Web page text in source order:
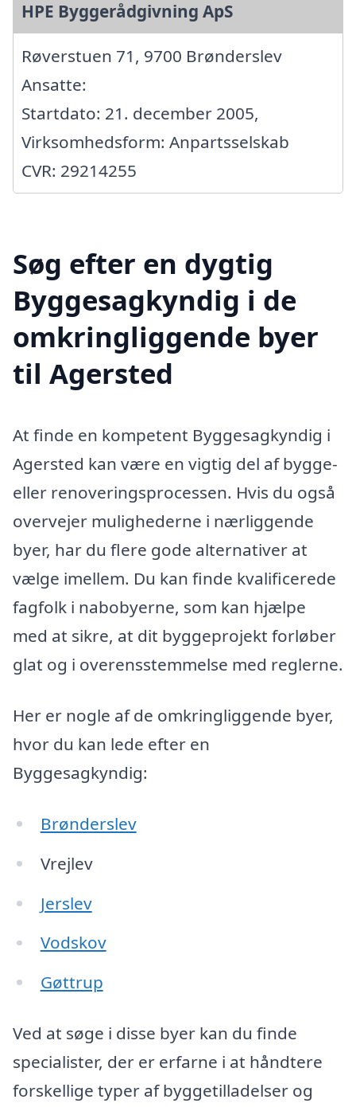
HPE Byggerådgivning ApS
Røverstuen 71, 9700 Brønderslev
Ansatte:
Startdato: 21. december 2005,
Virksomhedsform: Anpartsselskab
CVR: 29214255
Søg efter en dygtig
Byggesagkyndig i de
omkringliggende byer
til Agersted
At finde en kompetent Byggesagkyndig i
Agersted kan være en vigtig del af bygge-
eller renoveringsprocessen. Hvis du også
overvejer mulighederne i nærliggende
byer, har du flere gode alternativer at
vælge imellem. Du kan finde kvalificerede
fagfolk i nabobyerne, som kan hjælpe
med at sikre, at dit byggeprojekt forløber
glat og i overensstemmelse med reglerne.
Her er nogle af de omkringliggende byer,
hvor du kan lede efter en
Byggesagkyndig:
Brønderslev
Vrejlev
Jerslev
Vodskov
Gøttrup
Ved at søge i disse byer kan du finde
specialister, der er erfarne i at håndtere
forskellige typer af byggetilladelser og